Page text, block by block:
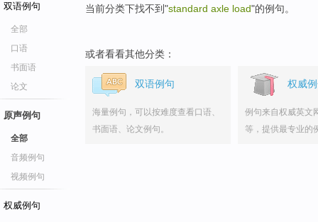
双语例句
全部
口语
书面语
论文
原声例句
全部
音频例句
视频例句
权威例句
当前分类下找不到"standard axle load"的例句。
或者看看其他分类：
双语例句
海量例句，可以按难度查看口语、
书面语、论文例句。
权威
例句来自权威英文
等，提供最专业的